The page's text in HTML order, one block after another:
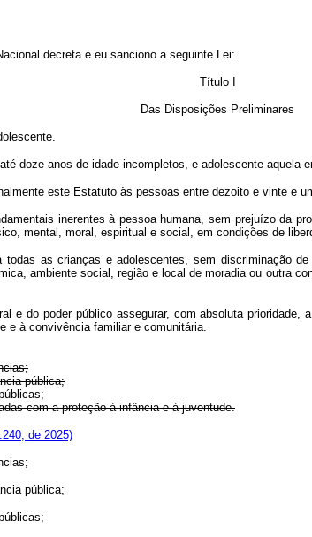
decreta e eu sanciono a seguinte Lei:
Título I
Das Disposições Preliminares
doze anos de idade incompletos, e adolescente aquela
este Estatuto às pessoas entre dezoito e vinte e
inerentes à pessoa humana, sem prejuízo da
mental, moral, espiritual e social, em condições de
as crianças e adolescentes, sem discriminação
ambiente social, região e local de moradia ou outra
e do poder público assegurar, com absoluta
e à convivência familiar e comunitária.
pública;
com a proteção à infância e à juventude.
de 2025)
pública;